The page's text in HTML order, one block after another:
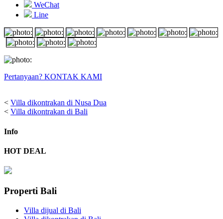
WeChat
Line
Pertanyaan? KONTAK KAMI
< Villa dikontrakan di Nusa Dua
< Villa dikontrakan di Bali
Info
HOT DEAL
Properti Bali
Villa dijual di Bali